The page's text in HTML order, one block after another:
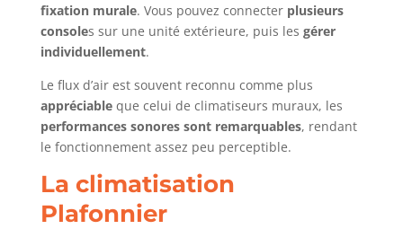
fixation murale. Vous pouvez connecter plusieurs
consoles sur une unité extérieure, puis les gérer
individuellement.
Le flux d’air est souvent reconnu comme plus
appréciableque celui de climatiseurs muraux, les
performances sonores sont remarquables, rendant
le fonctionnement assez peu perceptible.
La climatisation
Plafonnier